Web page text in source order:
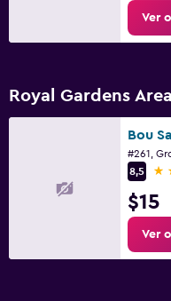
Ver
Royal Gardens Area
Bou
8,5
2
$15
Ver